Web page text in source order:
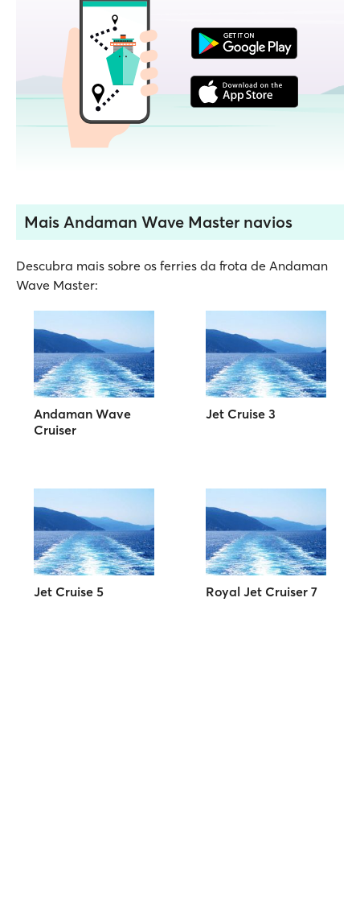
Mais Andaman Wave Master navios
Descubra mais sobre os ferries da frota de Andaman
Wave Master:
Andaman Wave
Cruiser
Jet Cruise 3
Jet Cruise 5 Royal Jet Cruiser 7